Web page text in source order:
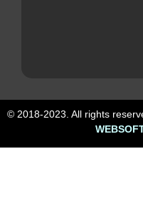
© 2018-2023. All rights